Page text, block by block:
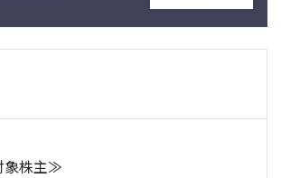
株主≫